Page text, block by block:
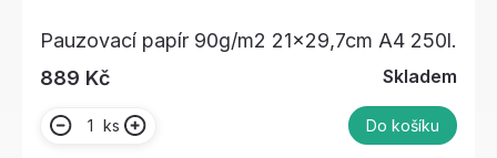
Pauzovací papír 90g/m2 21x29,7cm A4 250l.
889 Kč
Skladem
ks Do košíku